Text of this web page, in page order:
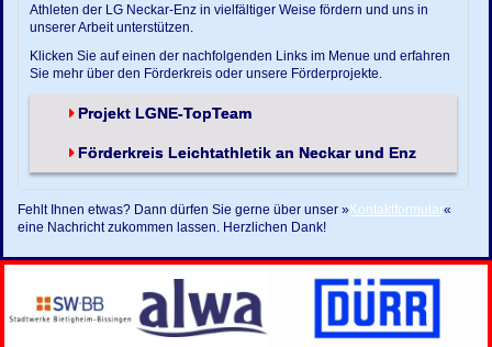
Athleten der LG Neckar-Enz in vielfältiger Weise fördern und uns in
unserer Arbeit unterstützen.
Klicken Sie auf einen der nachfolgenden Links im Menue und erfahren
Sie mehr über den Förderkreis oder unsere Förderprojekte.
Projekt LGNE-TopTeam
Förderkreis Leichtathletik an Neckar und Enz
Fehlt Ihnen etwas? Dann dürfen Sie gerne über unser »Kontaktformular«
eine Nachricht zukommen lassen. Herzlichen Dank!